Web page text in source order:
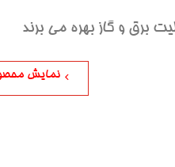
برق و گاز بهره می برند
نمایش